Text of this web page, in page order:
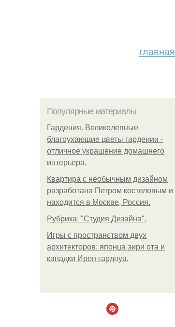
главная
Популярные материалы
Гардения. Великолепные
благоухающие цветы гардении -
отличное украшение домашнего
интерьера.
Квартира с необычным дизайном
разработана Петром костеловым и
находится в Москве, Россия.
Рубрика: "Студия Дизайна".
Игры с пространством двух
архитекторов: японца эири ота и
канадки Ирен гардпуа.